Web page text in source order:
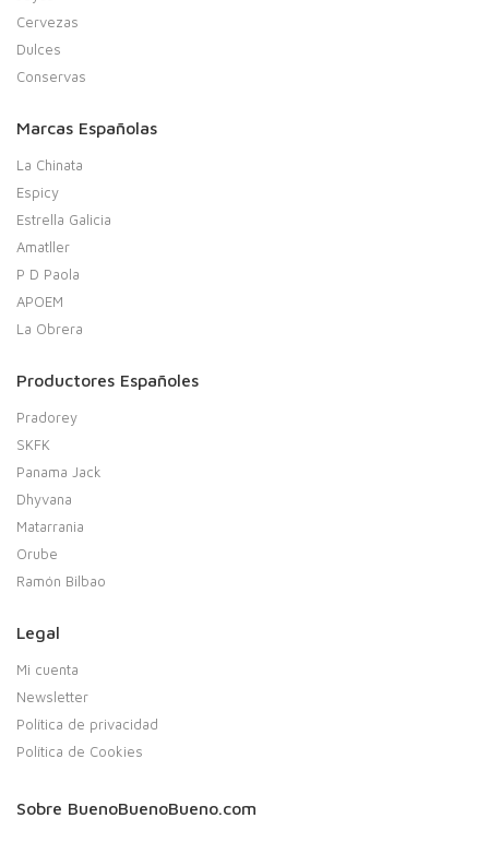
Cervezas
Dulces
Conservas
Marcas Españolas
La Chinata
Espicy
Estrella Galicia
Amatller
P D Paola
APOEM
La Obrera
Productores Españoles
Pradorey
SKFK
Panama Jack
Dhyvana
Matarrania
Orube
Ramón Bilbao
Legal
Mi cuenta
Newsletter
Política de privacidad
Política de Cookies
Sobre BuenoBuenoBueno.com